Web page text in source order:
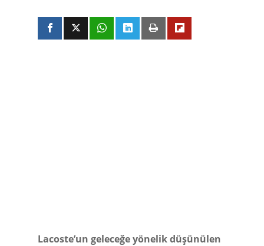
Lacoste’un geleceğe yönelik düşünülen